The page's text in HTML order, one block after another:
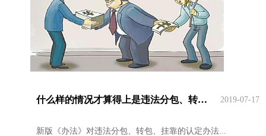
什么样的情况才算得上是违法分包、转包、挂靠？ 2019-07-17
新版《办法》对违法分包、转包、挂靠的认定办法...